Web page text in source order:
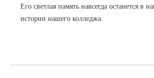
Его светлая память навсегда останется в
истории нашего колледжа.